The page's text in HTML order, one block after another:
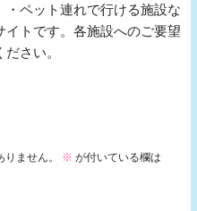
・ペット連れで行ける施設な
イトです。各施設へのご要望
さい。
ません。 ※ が付いている欄は